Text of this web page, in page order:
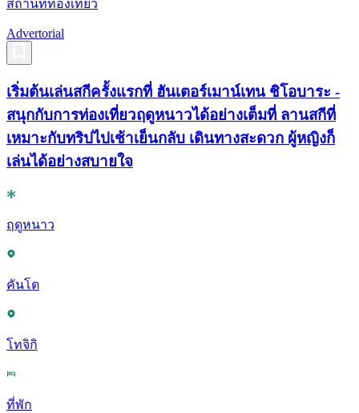
สถานที่ท่องเที่ยว
Advertorial
เริ่มต้นเล่นสกีครั้งแรกที่ ฮันเตอร์เมาน์เทน ชิโอบาระ -
สนุกกับการท่องเที่ยวฤดูหนาวได้อย่างเต็มที่ ลานสกีที่
เหมาะกับทริปไปเช้าเย็นกลับ เดินทางสะดวก ผู้หญิงก็
เล่นได้อย่างสบายใจ
ฤดูหนาว
คันโต
โทจิกิ
ที่พัก